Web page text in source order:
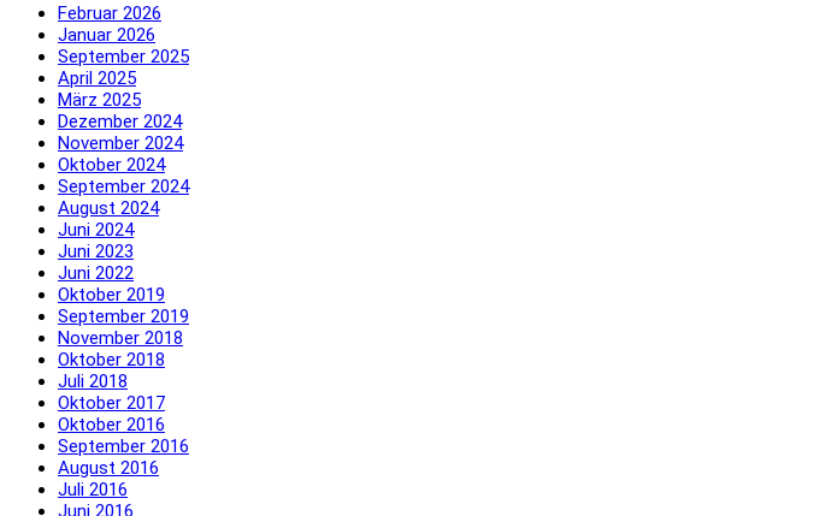
Februar 2026
Januar 2026
September 2025
April 2025
März 2025
Dezember 2024
November 2024
Oktober 2024
September 2024
August 2024
Juni 2024
Juni 2023
Juni 2022
Oktober 2019
September 2019
November 2018
Oktober 2018
Juli 2018
Oktober 2017
Oktober 2016
September 2016
August 2016
Juli 2016
Juni 2016